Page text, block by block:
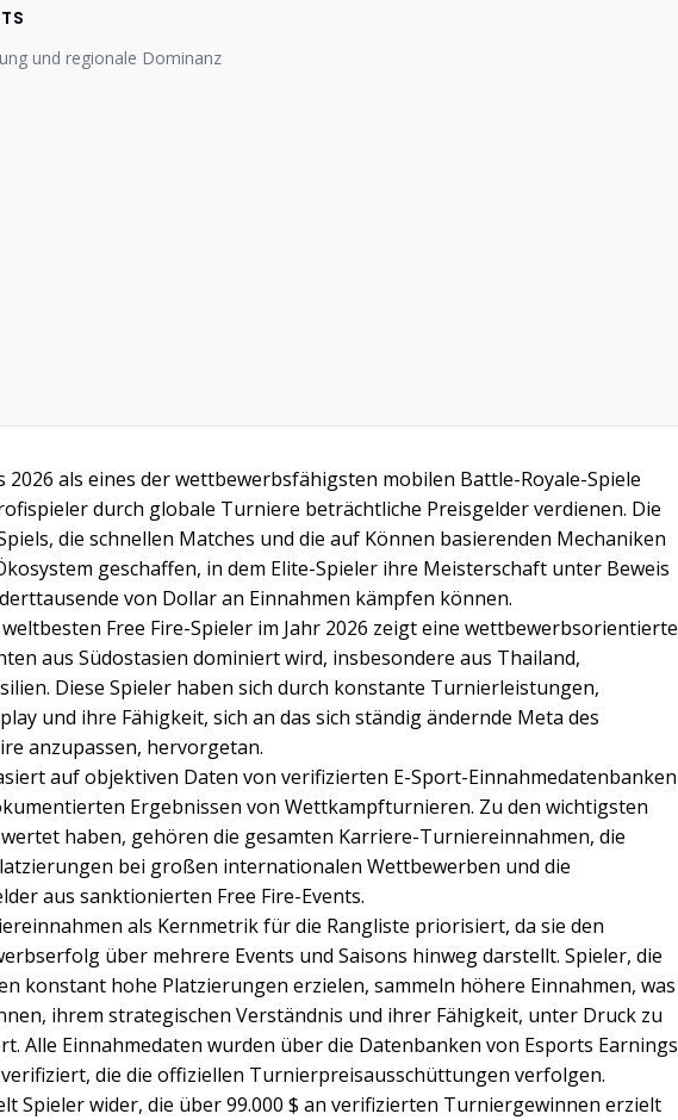
und regionale Dominanz
2026 als eines der wettbewerbsfähigsten mobilen Battle-Royale-Spiele
durch globale Turniere beträchtliche Preisgelder verdienen. Die
die schnellen Matches und die auf Können basierenden Mechaniken
geschaffen, in dem Elite-Spieler ihre Meisterschaft unter Beweis
von Dollar an Einnahmen kämpfen können.
Free Fire-Spieler im Jahr 2026 zeigt eine wettbewerbsorientierte
aus Südostasien dominiert wird, insbesondere aus Thailand,
Diese Spieler haben sich durch konstante Turnierleistungen,
und ihre Fähigkeit, sich an das sich ständig ändernde Meta des
anzupassen, hervorgetan.
auf objektiven Daten von verifizierten E-Sport-Einnahmedatenbanken
Ergebnissen von Wettkampfturnieren. Zu den wichtigsten
haben, gehören die gesamten Karriere-Turniereinnahmen, die
bei großen internationalen Wettbewerben und die
aus sanktionierten Free Fire-Events.
als Kernmetrik für die Rangliste priorisiert, da sie den
über mehrere Events und Saisons hinweg darstellt. Spieler, die
konstant hohe Platzierungen erzielen, sammeln höhere Einnahmen, was
ihrem strategischen Verständnis und ihrer Fähigkeit, unter Druck zu
Alle Einnahmedaten wurden über die Datenbanken von Esports Earnings
die die offiziellen Turnierpreisausschüttungen verfolgen.
Spieler wider, die über 99.000 $ an verifizierten Turniergewinnen erzielt